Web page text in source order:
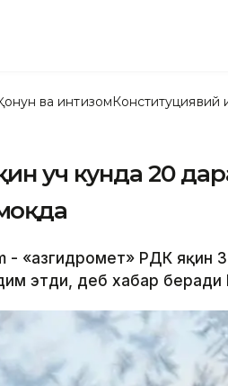
ва интизомКонституциявий
уч кунда 20
- «Қазгидромет» РДК яқин
этди, деб хабар беради